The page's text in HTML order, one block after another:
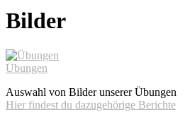
Bilder
Übungen
Auswahl von Bilder unserer Übungen
Hier findest du dazugehörige Berichte